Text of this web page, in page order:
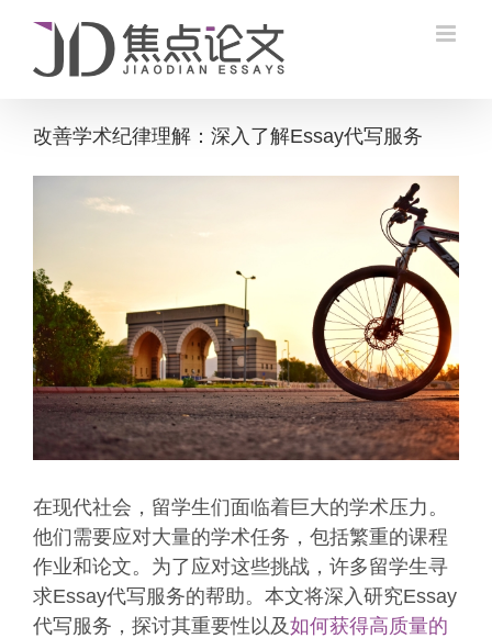
content
改善学术纪律理解：深入了解Essay代写服务
在现代社会，留学生们面临着巨大的学术压力。
他们需要应对大量的学术任务，包括繁重的课程
作业和论文。为了应对这些挑战，许多留学生寻
求Essay代写服务的帮助。本文将深入研究Essay
代写服务，探讨其重要性以及如何获得高质量的